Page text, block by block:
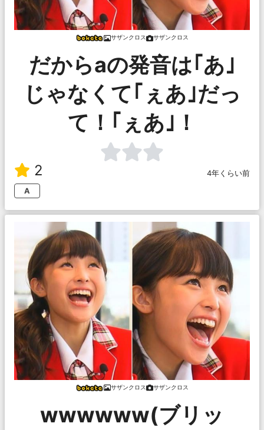
サザンクロス サザンクロス
だからaの発音は｢あ｣
じゃなくて｢ぇあ｣だっ
て！｢ぇあ｣！
2
4年くらい前
A
サザンクロス サザンクロス
wwwwww(ブリッ